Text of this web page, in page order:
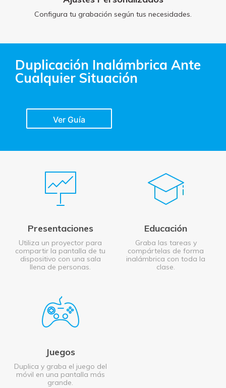
Configura tu grabación según tus necesidades.
Duplicación Inalámbrica Ante
Cualquier Situación
Ver Guía
Presentaciones
Utiliza un proyector para
compartir la pantalla de tu
dispositivo con una sala
llena de personas.
Educación
Graba las tareas y
compártelas de forma
inalámbrica con toda la
clase.
Juegos
Duplica y graba el juego del
móvil en una pantalla más
grande.